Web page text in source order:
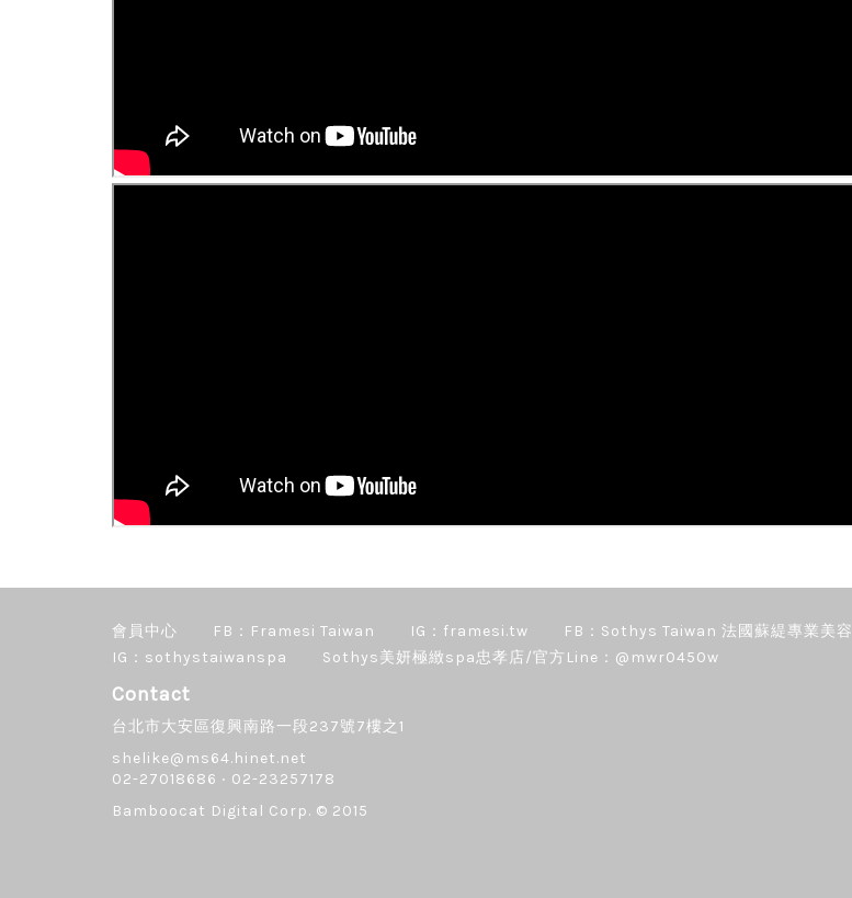
會員中心 FB：Framesi Taiwan IG：framesi.tw FB：Sothys Taiwan 法國蘇緹專業美容
IG：sothystaiwanspa
Sothys美妍極緻spa忠孝店/官方Line：@mwr0450w
Contact
台北市大安區復興南路一段237號7樓之1
shelike@ms64.hinet.net
02-27018686 ‧ 02-23257178
Bamboocat Digital Corp. © 2015